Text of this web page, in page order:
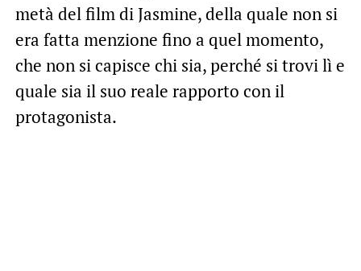
metà del film di Jasmine, della quale non si
era fatta menzione fino a quel momento,
che non si capisce chi sia, perché si trovi lì e
quale sia il suo reale rapporto con il
protagonista.